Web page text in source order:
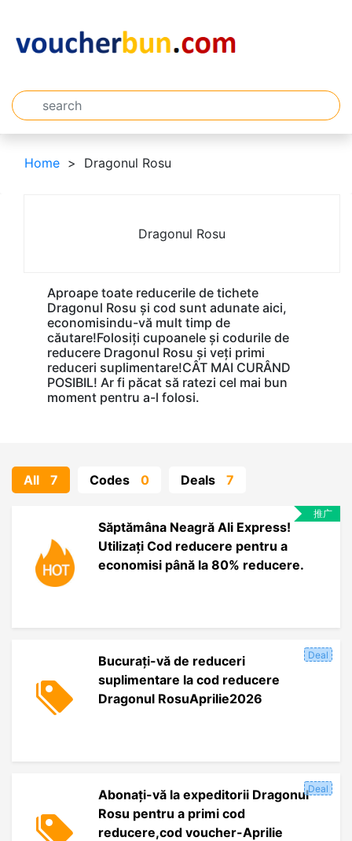
Home Dragonul Rosu
Dragonul Rosu
Aproape toate reducerile de tichete
Dragonul Rosu și cod sunt adunate aici,
economisindu-vă mult timp de
căutare!Folosiți cupoanele și codurile de
reducere Dragonul Rosu și veți primi
reduceri suplimentare!CÂT MAI CURÂND
POSIBIL! Ar fi păcat să ratezi cel mai bun
moment pentru a-l folosi.
All 7 Codes 0 Deals 7
推广
Săptămâna Neagră Ali Express!
Utilizați Cod reducere pentru a
economisi până la 80% reducere.
Deal
Bucurați-vă de reduceri
suplimentare la cod reducere
Dragonul RosuAprilie2026
Deal
Abonați-vă la expeditorii Dragonul
Rosu pentru a primi cod
reducere,cod voucher-Aprilie